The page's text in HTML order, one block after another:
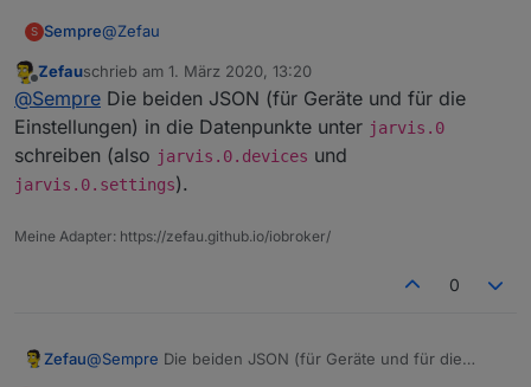
Die folgenden Module sind aktuell (Februar 2020)
aktuelle Liste der Module ist im Wiki zu finden
AdapterStatus
Chart
DateTime
S Sempre@Zefau
Gute Idee muss ich sagen. Die Konfiguration ist noch
umstädndlich, das sagst du aber ja selber da es noch
im frühen Stadium ist
. Eine Frage, wo genau
erwartet dein Adapter denn die beiden Dateien für die
Konfiguration? Ich habe diese unter
angelegt, jedoch scheint es nicht zu funktionieren.
Aus der Doku kann ich es nicht rauslesen, daher
Sempre
Offline
Zefauschrieb am 1. März 2020, 13:20
zuletzt editiert von
@Sempre Die beiden JSON (für Geräte und für die
Einstellungen) in die Datenpunkte unter jarvis.0
schreiben (also jarvis.0.devices und
jarvis.0.settings).
Meine Adapter: https://zefau.github.io/iobroker/
0
Zefau@Sempre Die beiden JSON (für Geräte und für die